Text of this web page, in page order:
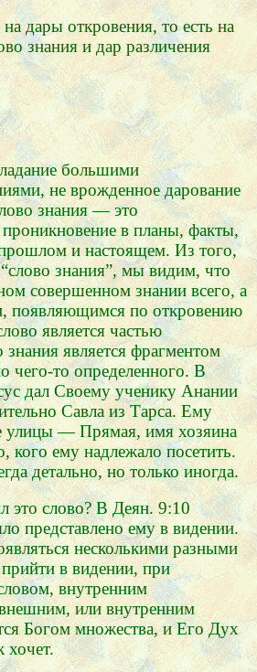
дары откровения, то есть на
знания и дар различения
большими
не врожденное дарование
знания — это
проникновение в планы, факты,
и настоящем. Из того,
знания”, мы видим, что
совершенном знании всего, а
появляющимся по откровению
является частью
является фрагментом
чего-то определенного. В
дал Своему ученику Анании
Савла из Тарса. Ему
улицы — Прямая, имя хозяина
кого ему надлежало посетить.
детально, но только иногда.
это слово? В Деян. 9:10
представлено ему в видении.
несколькими разными
в видении, при
внутренним
или внутренним
Богом множества, и Его Дух
хочет.